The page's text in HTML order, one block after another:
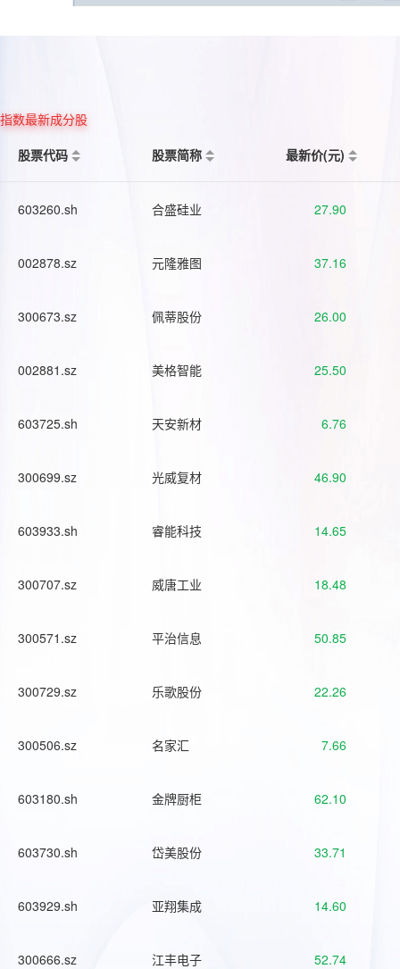
指数最新成分股
股票代码
股票简称 最新价(元)
603260.sh 合盛硅业 27.90
002878.sz 元隆雅图 37.16
300673.sz 佩蒂股份 26.00
002881.sz 美格智能 25.50
603725.sh 天安新材 6.76
300699.sz 光威复材 46.90
603933.sh 睿能科技 14.65
300707.sz 威唐工业 18.48
300571.sz 平治信息 50.85
300729.sz 乐歌股份 22.26
300506.sz 名家汇 7.66
603180.sh 金牌厨柜 62.10
603730.sh 岱美股份 33.71
603929.sh 亚翔集成 14.60
300666.sz 江丰电子 52.74